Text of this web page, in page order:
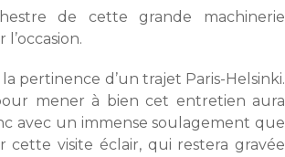
de cette grande machinerie
pertinence d’un trajet Paris-Helsinki.
mener à bien cet entretien aura
avec un immense soulagement que
visite éclair, qui restera gravée